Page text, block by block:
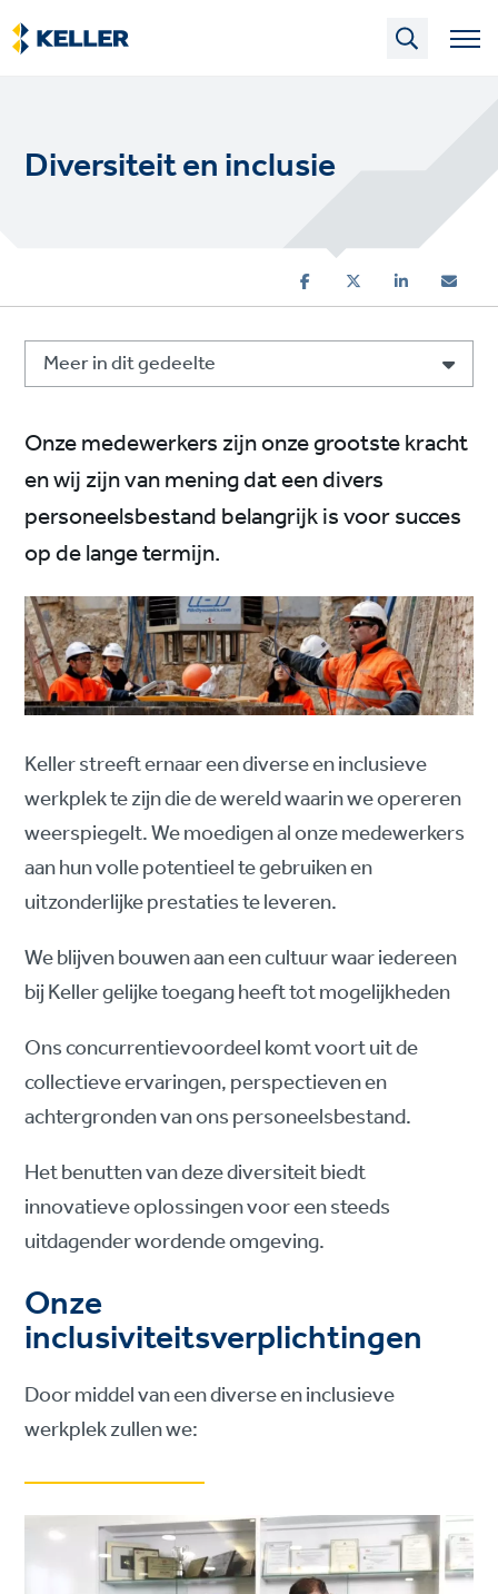
Skip
to
main
Diversiteit en inclusie
Meer in dit gedeelte
Onze medewerkers zijn onze grootste kracht
en wij zijn van mening dat een divers
personeelsbestand belangrijk is voor succes
op de lange termijn.
Keller streeft ernaar een diverse en inclusieve
werkplek te zijn die de wereld waarin we opereren
weerspiegelt. We moedigen al onze medewerkers
aan hun volle potentieel te gebruiken en
uitzonderlijke prestaties te leveren.
We blijven bouwen aan een cultuur waar iedereen
bij Keller gelijke toegang heeft tot mogelijkheden
Ons concurrentievoordeel komt voort uit de
collectieve ervaringen, perspectieven en
achtergronden van ons personeelsbestand.
Het benutten van deze diversiteit biedt
innovatieve oplossingen voor een steeds
uitdagender wordende omgeving.
Onze
inclusiviteitsverplichtingen
Door middel van een diverse en inclusieve
werkplek zullen we: